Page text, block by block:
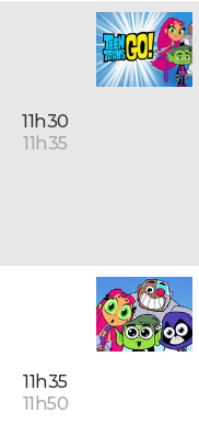
11h30
11h35
11h35
11h50